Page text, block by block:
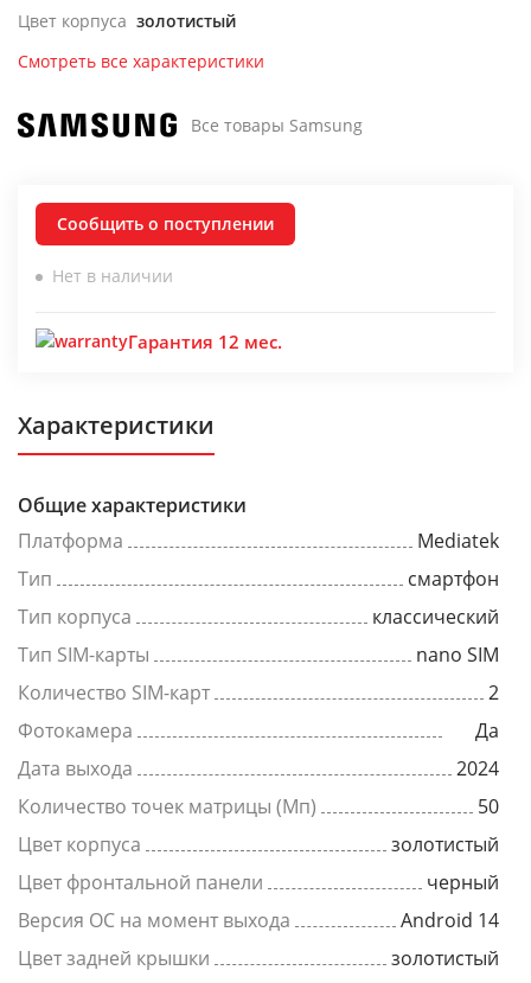
Цвет корпуса золотистый
Смотреть все характеристики
Все товары Samsung
Сообщить о поступлении
Нет в наличии
Гарантия 12 мес.
Характеристики
Общие характеристики
Платформа
Mediatek
Тип
смартфон
Тип корпуса
классический
Тип SIM-карты
nano SIM
Количество SIM-карт
2
Фотокамера
Да
Дата выхода
2024
Количество точек матрицы (Мп)
50
Цвет корпуса
золотистый
Цвет фронтальной панели
черный
Версия ОС на момент выхода
Android 14
Цвет задней крышки
золотистый